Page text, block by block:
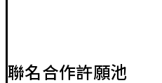
聯名合作許願池